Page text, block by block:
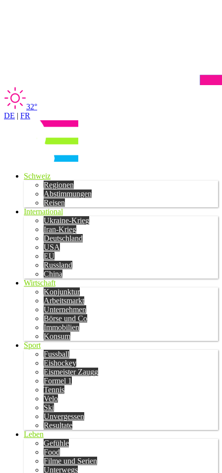
32°
DE | FR
Schweiz
Regionen
Abstimmungen
Reisen
International
Ukraine-Krieg
Iran-Krieg
Deutschland
USA
EU
Russland
China
Wirtschaft
Konjunktur
Arbeitsmarkt
Unternehmen
Börse und Co
Immobilien
Konsum
Sport
Fussball
Eishockey
Eismeister Zaugg
Formel 1
Tennis
Velo
Ski
Unvergessen
Resultate
Leben
Gefühle
Food
Filme und Serien
Unterwegs